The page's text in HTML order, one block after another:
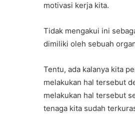
motivasi kerja kita.
Tidak mengakui ini
dimiliki oleh sebuah
Tentu, ada kalanya kita
melakukan hal tersebut
melakukan hal tersebut
tenaga kita sudah